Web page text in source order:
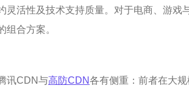
灵活性及技术支持质量。对于电商、游戏
组合方案。
讯CDN与高防CDN各有侧重：前者在大